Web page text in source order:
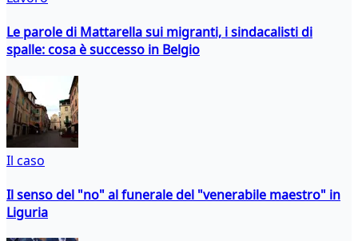
Le parole di Mattarella sui migranti, i sindacalisti di
spalle: cosa è successo in Belgio
Il caso
Il senso del "no" al funerale del "venerabile maestro" in
Liguria